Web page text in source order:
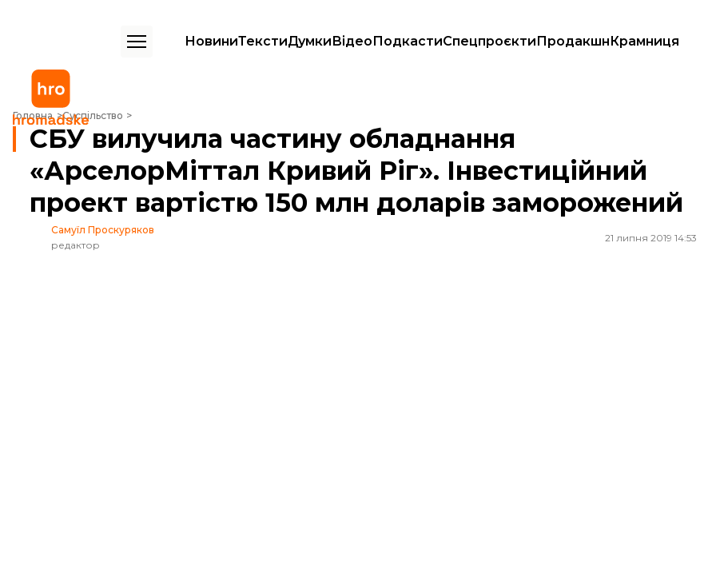
НовиниТекстиДумкиВідеоПодкастиСпецпроєктиПродакшнКрамниця
Головна Суспільство
СБУ вилучила частину обладнання «АрселорМіттал Кривий Ріг». Інвестиційний проект вартістю 150 млн доларів заморожений
СБУ вилучила частину обладнання
«АрселорМіттал Кривий Ріг». Інвестиційний
проект вартістю 150 млн доларів заморожений
Самуїл Проскуряков
редактор
21 липня 2019 14:53